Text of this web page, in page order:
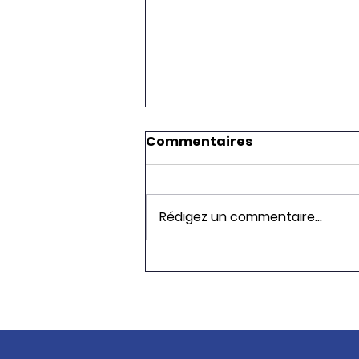
Journée nationale de la
Commentaires
Rédigez un commentaire...